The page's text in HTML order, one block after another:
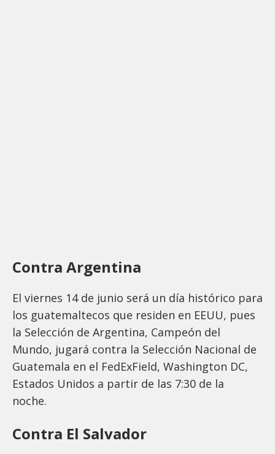
Contra Argentina
El viernes 14 de junio será un día histórico para
los guatemaltecos que residen en EEUU, pues
la Selección de Argentina, Campeón del
Mundo, jugará contra la Selección Nacional de
Guatemala en el FedExField, Washington DC,
Estados Unidos a partir de las 7:30 de la
noche.
Contra El Salvador